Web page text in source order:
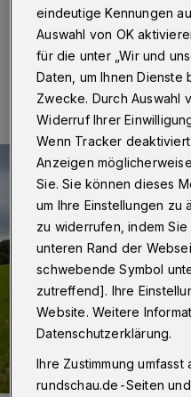
06.06.2025 , 12:17 Uhr
eindeutige Kennungen
Auswahl von OK
für die unter „Wir und
Daten, um Ihnen
Zwecke. Durch Auswahl
Widerruf Ihrer
Wenn Tracker
Anzeigen
Sie. Sie können dieses
um Ihre Einstellungen zu
zu widerrufen, indem Sie
unteren Rand der
schwebende Symbol
zutreffend]. Ihre
Website. Weitere
Datenschutzerklärung.
Ihre Zustimmung
rundschau.de-Seiten